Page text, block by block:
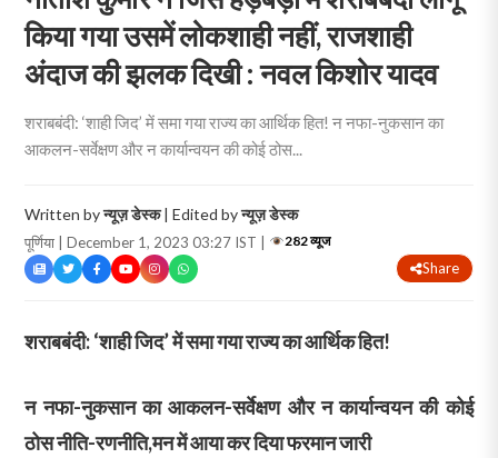
किया गया उसमें लोकशाही नहीं, राजशाही
अंदाज की झलक दिखी : नवल किशोर यादव
शराबबंदी: ‘शाही जिद’ में समा गया राज्य का आर्थिक हित! न नफा-नुकसान का
आकलन-सर्वेक्षण और न कार्यान्वयन की कोई ठोस...
Written byन्यूज़ डेस्क| Edited byन्यूज़ डेस्क
पूर्णिया | December 1, 2023 03:27 IST | 282 व्यूज
Share
शराबबंदी: ‘शाही जिद’ में समा गया राज्य का आर्थिक हित!
न नफा-नुकसान का आकलन-सर्वेक्षण और न कार्यान्वयन की कोई
ठोस नीति-रणनीति,मन में आया कर दिया फरमान जारी